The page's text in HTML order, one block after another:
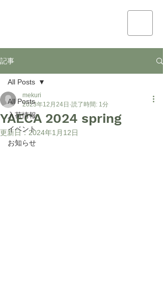
記事
All Posts
入荷情報
イベント
お知らせ
All Posts
YAECA 2024 spring
mekuri
2023年12月24日 読了時間: 1分
更新日：2024年1月12日